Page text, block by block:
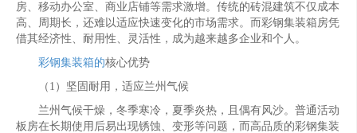
房、移动办公室、商业店铺等需求激增。传统的砖混建筑不仅成本
高、周期长，还难以适应快速变化的市场需求。而彩钢集装箱房凭
借其经济性、耐用性、灵活性，成为越来越多企业和个人。
彩钢集装箱的核心优势
（1）坚固耐用，适应兰州气候
兰州气候干燥，冬季寒冷，夏季炎热，且偶有风沙。普通活动
板房在长期使用后易出现锈蚀、变形等问题，而高品质的彩钢集装